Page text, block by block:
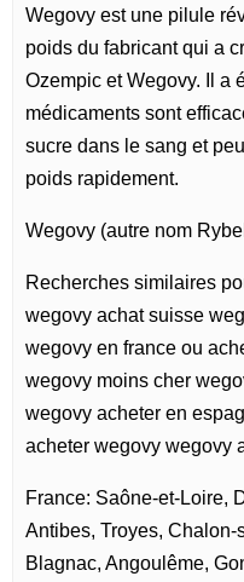
Wegovy est une pilule
poids du fabricant qui a
Ozempic et Wegovy. Il a
médicaments sont
sucre dans le sang et
poids rapidement.
Wegovy (autre nom
Recherches similaires
wegovy achat suisse
wegovy en france ou
wegovy moins cher
wegovy acheter en
acheter wegovy wegovy
France: Saône-et-Loire,
Antibes, Troyes, Chalon-
Blagnac, Angoulême,